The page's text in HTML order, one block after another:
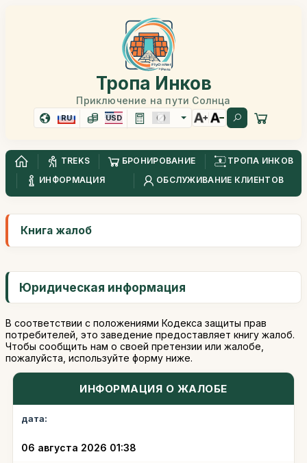
Тропа Инков
Приключение на пути Солнца
RU USD
TREKS БРОНИРОВАНИЕ
ТРОПА ИНКОВ
ИНФОРМАЦИЯ
ОБСЛУЖИВАНИЕ КЛИЕНТОВ
Книга жалоб
Юридическая информация
В соответствии с положениями Кодекса защиты прав
потребителей, это заведение предоставляет книгу жалоб.
Чтобы сообщить нам о своей претензии или жалобе,
пожалуйста, используйте форму ниже.
ИНФОРМАЦИЯ О ЖАЛОБЕ
дата:
06 августа 2026 01:38